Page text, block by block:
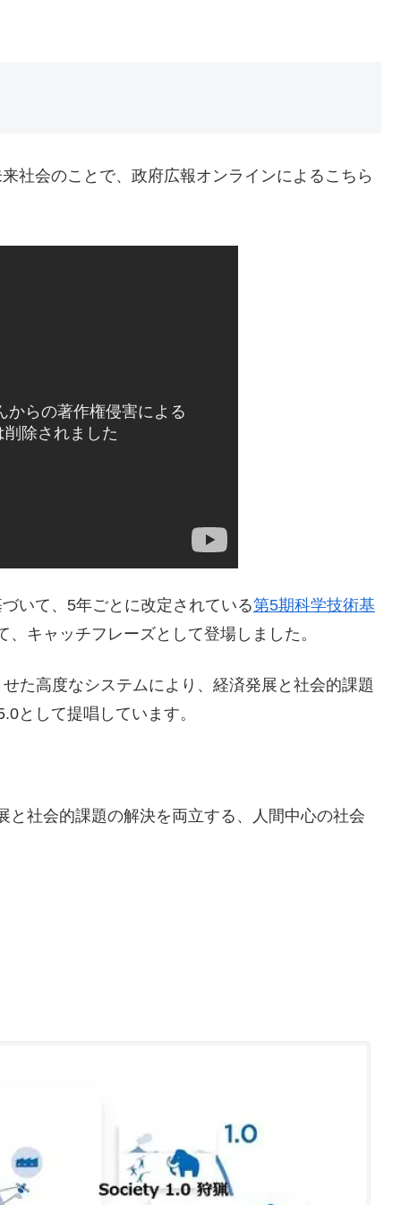
社会のことで、政府広報オンラインによるこちら
いて、5年ごとに改定されている第5期科学技術基
キャッチフレーズとして登場しました。
た高度なシステムにより、経済発展と社会的課題
として提唱しています。
社会的課題の解決を両立する、人間中心の社会